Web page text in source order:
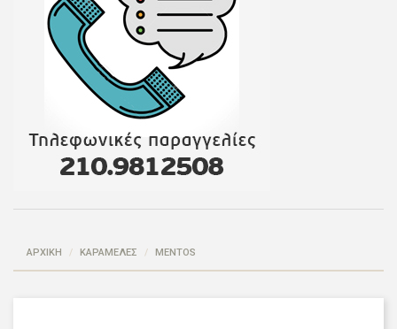
ΑΡΧΙΚΗ ΚΑΡΑΜΕΛΕΣ MENTOS